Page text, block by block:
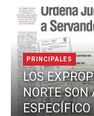
PRINCIPALES
LOS
NORTE SON
ESPECÍFICO